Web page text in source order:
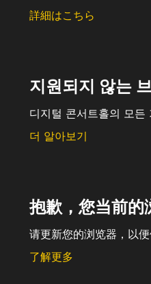
詳細はこちら
지원되지 않는
디지털 콘서트홀의 모든
더 알아보기
抱歉，您当前的
请更新您的浏览器，以
了解更多